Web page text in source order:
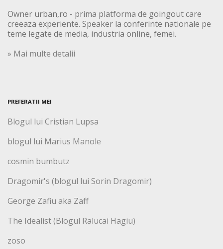
Owner urban,ro - prima platforma de goingout care
creeaza experiente. Speaker la conferinte nationale pe
teme legate de media, industria online, femei.
» Mai multe detalii
PREFERATII MEI
Blogul lui Cristian Lupsa
blogul lui Marius Manole
cosmin bumbutz
Dragomir's (blogul lui Sorin Dragomir)
George Zafiu aka Zaff
The Idealist (Blogul Ralucai Hagiu)
zoso